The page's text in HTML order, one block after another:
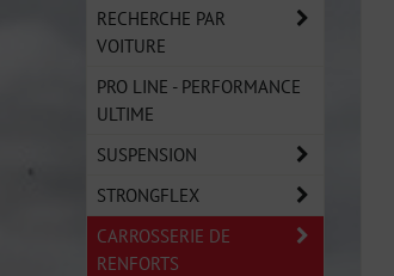
RECHERCHE PAR
VOITURE
PRO LINE - PERFORMANCE
ULTIME
SUSPENSION
STRONGFLEX
CARROSSERIE DE
RENFORTS